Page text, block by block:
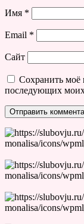
Имя *
Email *
Сайт
Сохранить моё
последующих